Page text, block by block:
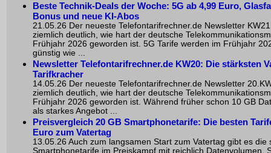
Beste Technik-Deals der Woche: 5G ab 4,99 Euro,
Bonus und neue KI-Abos
21.05.26 Der neueste Telefontarifrechner.de Newsletter
ziemlich deutlich, wie hart der deutsche
Frühjahr 2026 geworden ist. 5G Tarife werden im Frühjahr
günstig wie ...
Newsletter Telefontarifrechner.de KW20: Die stärksten
Tarifkracher
14.05.26 Der neueste Telefontarifrechner.de Newsletter
ziemlich deutlich, wie hart der deutsche
Frühjahr 2026 geworden ist. Während früher schon 10 GB
als starkes Angebot ...
Preisvergleich 20 GB Smartphonetarife: Die besten
Euro zum Vatertag
13.05.26 Auch zum langsamen Start zum Vatertag gibt es die
Smartphonetarife im Preiskampf mit reichlich Datenvolumen.